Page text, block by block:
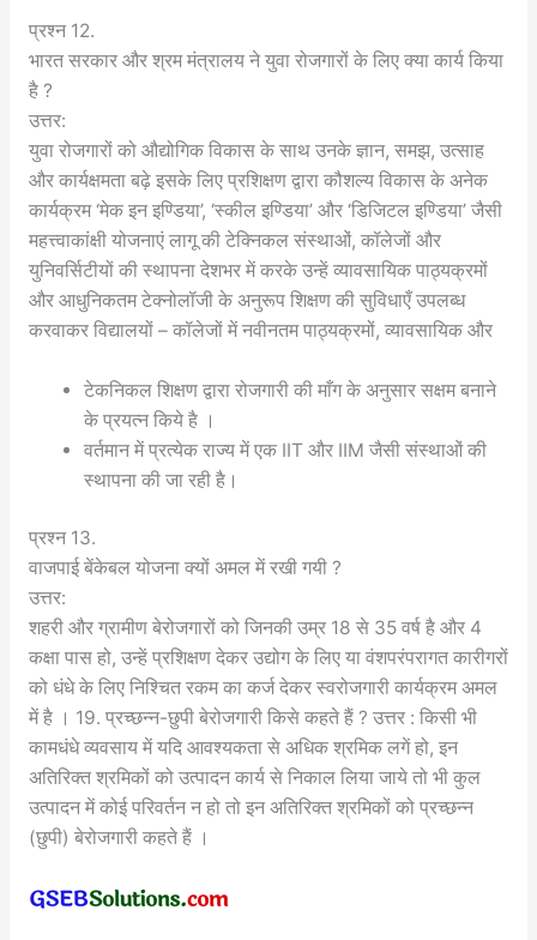
प्रश्न 12.
भारत सरकार और श्रम मंत्रालय ने युवा रोजगारों के लिए क्या कार्य किया
है ?
उत्तर:
युवा रोजगारों को औद्योगिक विकास के साथ उनके ज्ञान, समझ, उत्साह
और कार्यक्षमता बढ़े इसके लिए प्रशिक्षण द्वारा कौशल्य विकास के अनेक
कार्यक्रम ‘मेक इन इण्डिया’, ‘स्कील इण्डिया’ और ‘डिजिटल इण्डिया’ जैसी
महत्त्वाकांक्षी योजनाएं लागू की टेक्निकल संस्थाओं, कॉलेजों और
युनिवर्सिटीयों की स्थापना देशभर में करके उन्हें व्यावसायिक पाठ्यक्रमों
और आधुनिकतम टेक्नोलॉजी के अनुरूप शिक्षण की सुविधाएँ उपलब्ध
करवाकर विद्यालयों – कॉलेजों में नवीनतम पाठ्यक्रमों, व्यावसायिक और
टेकनिकल शिक्षण द्वारा रोजगारी की माँग के अनुसार सक्षम बनाने
के प्रयत्न किये है ।
वर्तमान में प्रत्येक राज्य में एक IIT और IIM जैसी संस्थाओं की
स्थापना की जा रही है।
प्रश्न 13.
वाजपाई बेंकेबल योजना क्यों अमल में रखी गयी ?
उत्तर:
शहरी और ग्रामीण बेरोजगारों को जिनकी उम्र 18 से 35 वर्ष है और 4
कक्षा पास हो, उन्हें प्रशिक्षण देकर उद्योग के लिए या वंशपरंपरागत कारीगरों
को धंधे के लिए निश्चित रकम का कर्ज देकर स्वरोजगारी कार्यक्रम अमल
में है । 19. प्रच्छन्न-छुपी बेरोजगारी किसे कहते हैं ? उत्तर : किसी भी
कामधंधे व्यवसाय में यदि आवश्यकता से अधिक श्रमिक लगें हो, इन
अतिरिक्त श्रमिकों को उत्पादन कार्य से निकाल लिया जाये तो भी कुल
उत्पादन में कोई परिवर्तन न हो तो इन अतिरिक्त श्रमिकों को प्रच्छन्न
(छुपी) बेरोजगारी कहते हैं ।